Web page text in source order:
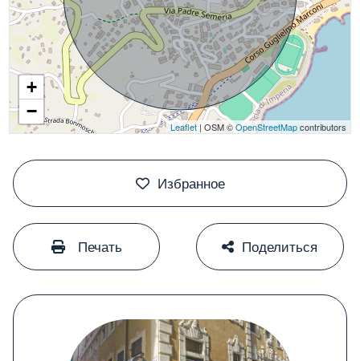
+
−
Leaflet| OSM ©OpenStreetMapcontributors
Избранное
Печать Поделиться